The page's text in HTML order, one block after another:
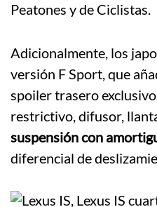
Peatones y de Ciclistas.
Adicionalmente, los
versión F Sport, que
spoiler trasero
restrictivo, difusor,
suspensión con
diferencial de